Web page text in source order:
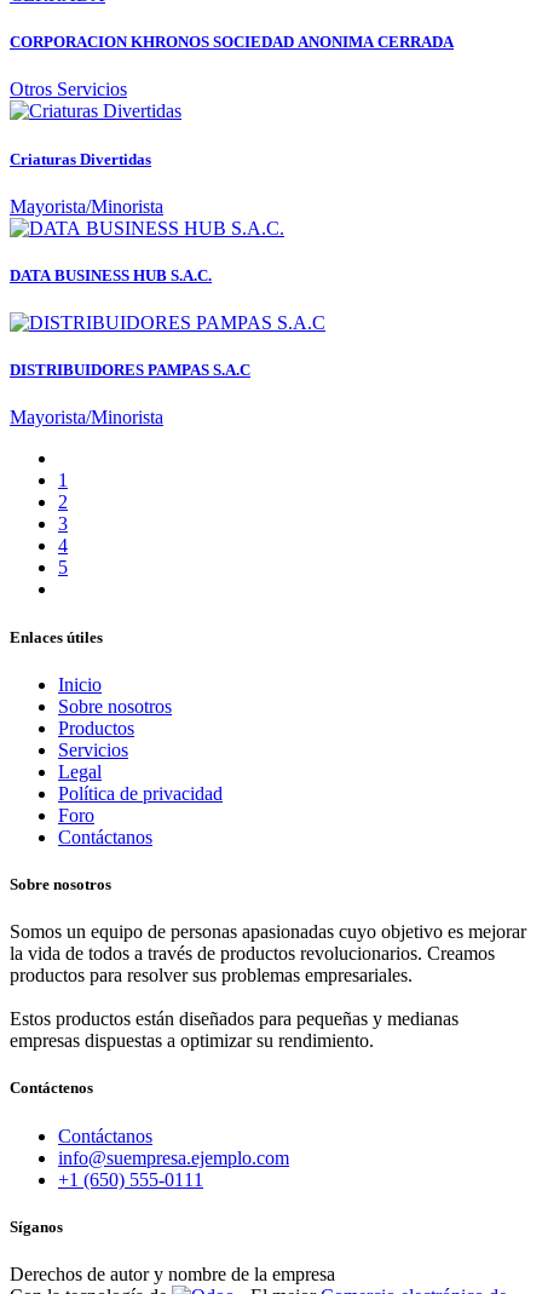
CORPORACION KHRONOS SOCIEDAD ANONIMA CERRADA
Otros Servicios
Criaturas Divertidas
Mayorista/Minorista
DATA BUSINESS HUB S.A.C.
DISTRIBUIDORES PAMPAS S.A.C
Mayorista/Minorista
1
2
3
4
5
Enlaces útiles
Inicio
Sobre nosotros
Productos
Servicios
Legal
Política de privacidad
Foro
Contáctanos
Sobre nosotros
Somos un equipo de personas apasionadas cuyo objetivo es mejorar
la vida de todos a través de productos revolucionarios. Creamos
productos para resolver sus problemas empresariales.
Estos productos están diseñados para pequeñas y medianas
empresas dispuestas a optimizar su rendimiento.
Contáctenos
Contáctanos
info@suempresa.ejemplo.com
+1 (650) 555-0111
Síganos
Derechos de autor y nombre de la empresa